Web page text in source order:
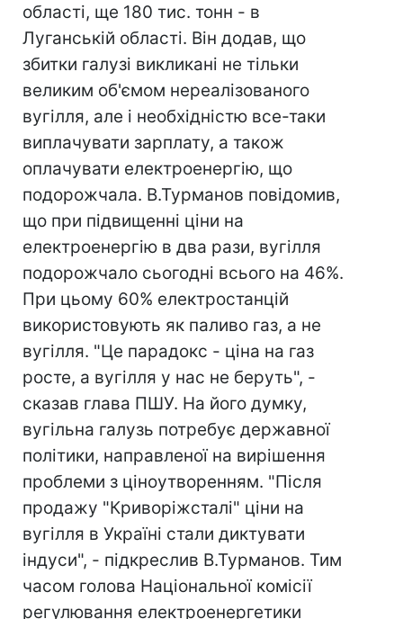
області, ще 180 тис. тонн - в
Луганській області. Він додав, що
збитки галузі викликані не тільки
великим об'ємом нереалізованого
вугілля, але і необхідністю все-таки
виплачувати зарплату, а також
оплачувати електроенергію, що
подорожчала. В.Турманов повідомив,
що при підвищенні ціни на
електроенергію в два рази, вугілля
подорожчало сьогодні всього на 46%.
При цьому 60% електростанцій
використовують як паливо газ, а не
вугілля. "Це парадокс - ціна на газ
росте, а вугілля у нас не беруть", -
сказав глава ПШУ. На його думку,
вугільна галузь потребує державної
політики, направленої на вирішення
проблеми з ціноутворенням. "Після
продажу "Криворіжсталі" ціни на
вугілля в Україні стали диктувати
індуси", - підкреслив В.Турманов. Тим
часом голова Національної комісії
регулювання електроенергетики